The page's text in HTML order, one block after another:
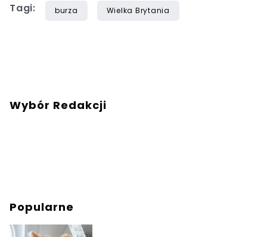
Tagi: burza Wielka Brytania
Wybór Redakcji
Popularne